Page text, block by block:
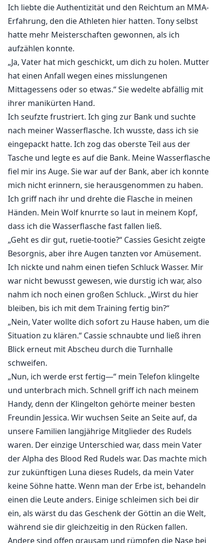
Ich liebte die Authentizität und den Reichtum an MMA-
Erfahrung, den die Athleten hier hatten. Tony selbst
hatte mehr Meisterschaften gewonnen, als ich
aufzählen konnte.
„Ja, Vater hat mich geschickt, um dich zu holen. Mutter
hat einen Anfall wegen eines misslungenen
Mittagessens oder so etwas.“ Sie wedelte abfällig mit
ihrer manikürten Hand.
Ich seufzte frustriert. Ich ging zur Bank und suchte
nach meiner Wasserflasche. Ich wusste, dass ich sie
eingepackt hatte. Ich zog das oberste Teil aus der
Tasche und legte es auf die Bank. Meine Wasserflasche
fiel mir ins Auge. Sie war auf der Bank, aber ich konnte
mich nicht erinnern, sie herausgenommen zu haben.
Ich griff nach ihr und drehte die Flasche in meinen
Händen. Mein Wolf knurrte so laut in meinem Kopf,
dass ich die Wasserflasche fast fallen ließ.
„Geht es dir gut, ruetie-tootie?“ Cassies Gesicht zeigte
Besorgnis, aber ihre Augen tanzten vor Amüsement.
Ich nickte und nahm einen tiefen Schluck Wasser. Mir
war nicht bewusst gewesen, wie durstig ich war, also
nahm ich noch einen großen Schluck. „Wirst du hier
bleiben, bis ich mit dem Training fertig bin?“
„Nein, Vater wollte dich sofort zu Hause haben, um die
Situation zu klären.“ Cassie schnaubte und ließ ihren
Blick erneut mit Abscheu durch die Turnhalle
schweifen.
„Nun, ich werde erst fertig—“ mein Telefon klingelte
und unterbrach mich. Schnell griff ich nach meinem
Handy, denn der Klingelton gehörte meiner besten
Freundin Jessica. Wir wuchsen Seite an Seite auf, da
unsere Familien langjährige Mitglieder des Rudels
waren. Der einzige Unterschied war, dass mein Vater
der Alpha des Blood Red Rudels war. Das machte mich
zur zukünftigen Luna dieses Rudels, da mein Vater
keine Söhne hatte. Wenn man der Erbe ist, behandeln
einen die Leute anders. Einige schleimen sich bei dir
ein, als wärst du das Geschenk der Göttin an die Welt,
während sie dir gleichzeitig in den Rücken fallen.
Andere sind offen grausam und rümpfen die Nase bei